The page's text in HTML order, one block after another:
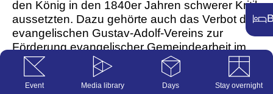
den König in den 1840er Jahren schwerer Kritik
aussetzten. Dazu gehörte auch das Verbot des
evangelischen Gustav-Adolf-Vereins zur
Förderung evangelischer Gemeindearbeit im
Februar 1844, zu dem Abel Ludwig
nachdrücklich riet. Ludwig behauptete nach
Informationen Abels, der Verein arbeite „gegen
Event Media library Days Stay overnight